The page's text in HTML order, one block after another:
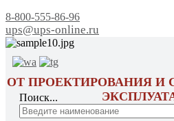
8-800-555-86-96
ups@ups-online.ru
ОТ ПРОЕКТИРОВАНИЯ И
Поиск...